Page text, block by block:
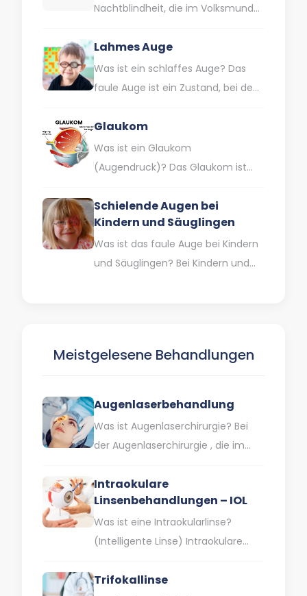
Nachtblindheit, die im Volksmund
bezeichnet wird, entsteht durch die
Unfähigkeit des Auges, sich an…
Lahmes Auge
Was ist ein schlaffes Auge? Das
faule Auge ist ein Zustand, bei dem
als normal…
Glaukom
Was ist ein Glaukom
(Augendruck)? Das Glaukom ist
die zum Verlust des Sehvermögens
führen kann, weil der…
Schielende Augen bei
Kindern und Säuglingen
Was ist das faule Auge bei Kindern
und Säuglingen? Bei Kindern und
Meistgelesene Behandlungen
Augenlaserbehandlung
Was ist Augenlaserchirurgie? Bei
der Augenlaserchirurgie , die im
Augenlaserbehandlung bezeichnet
wird , wird die Hornhaut, die…
Intraokulare
Linsenbehandlungen – IOL
Was ist eine Intraokularlinse?
(Intelligente Linse) Intraokulare
gleichzeitig Lösungen für
Trifokallinse